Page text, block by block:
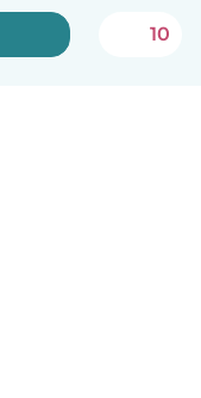
10